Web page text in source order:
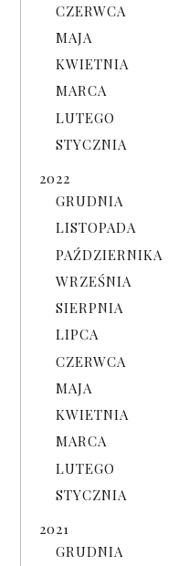
CZERWCA
MAJA
KWIETNIA
MARCA
LUTEGO
STYCZNIA
2022
GRUDNIA
LISTOPADA
PAŹDZIERNIKA
WRZEŚNIA
SIERPNIA
LIPCA
CZERWCA
MAJA
KWIETNIA
MARCA
LUTEGO
STYCZNIA
2021
GRUDNIA